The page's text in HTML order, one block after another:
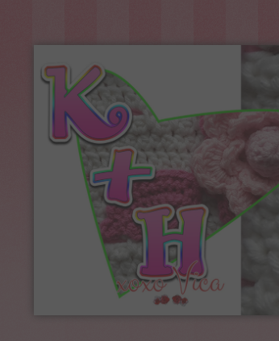
Kreatív+Hobby
Alkotóműhely